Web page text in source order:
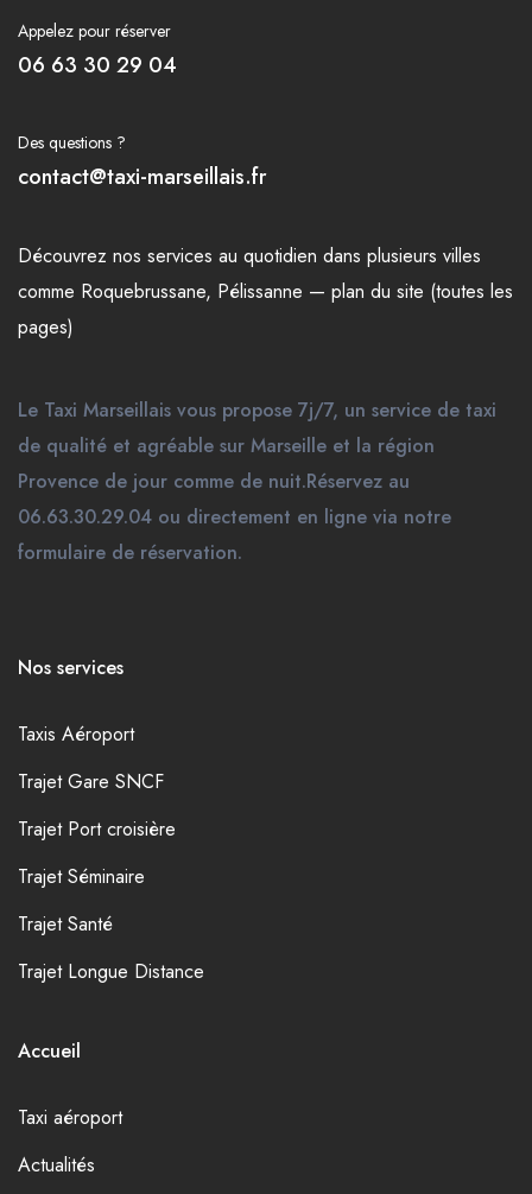
Appelez pour réserver
06 63 30 29 04
Des questions ?
contact@taxi-marseillais.fr
Découvrez nos services au quotidien dans plusieurs villes
comme Roquebrussane, Pélissanne — plan du site (toutes les
pages)
Le Taxi Marseillais vous propose 7j/7, un service de taxi
de qualité et agréable sur Marseille et la région
Provence de jour comme de nuit.Réservez au
06.63.30.29.04 ou directement en ligne via notre
formulaire de réservation.
Nos services
Taxis Aéroport
Trajet Gare SNCF
Trajet Port croisière
Trajet Séminaire
Trajet Santé
Trajet Longue Distance
Accueil
Taxi aéroport
Actualités